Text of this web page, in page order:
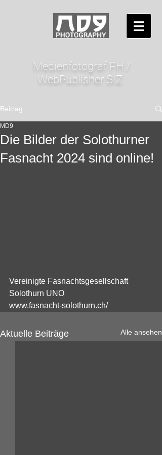
Medienfotograf FH /
WebPublisher SIZ
Beitrag
Die Bilder der Solothurner
Fasnacht 2024 sind online!
MD9
Vereinigte Fasnachtsgesellschaft
Solothurn UNO
www.fasnacht-solothurn.ch/
Aktuelle Beiträge Alle ansehen